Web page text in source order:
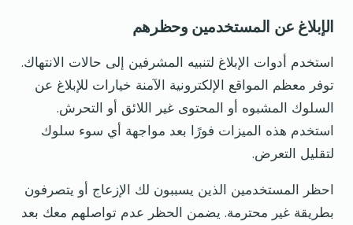
الإبلاغ عن المستخدمين وحظرهم
استخدم أدوات الإبلاغ لتنبيه المشرفين إلى حالات الانتهاك.
توفر معظم المواقع الإلكترونية الآمنة خيارات للإبلاغ عن
السلوك المشبوه أو المحتوى غير اللائق أو التحرش.
استخدم هذه الميزات فورًا بعد مواجهة أي سوء سلوك
لتقليل التعرض.
احظر المستخدمين الذين يسببون لك الإزعاج أو يتصرفون
بطريقة غير محترمة. يضمن الحظر عدم تواصلهم معك بعد